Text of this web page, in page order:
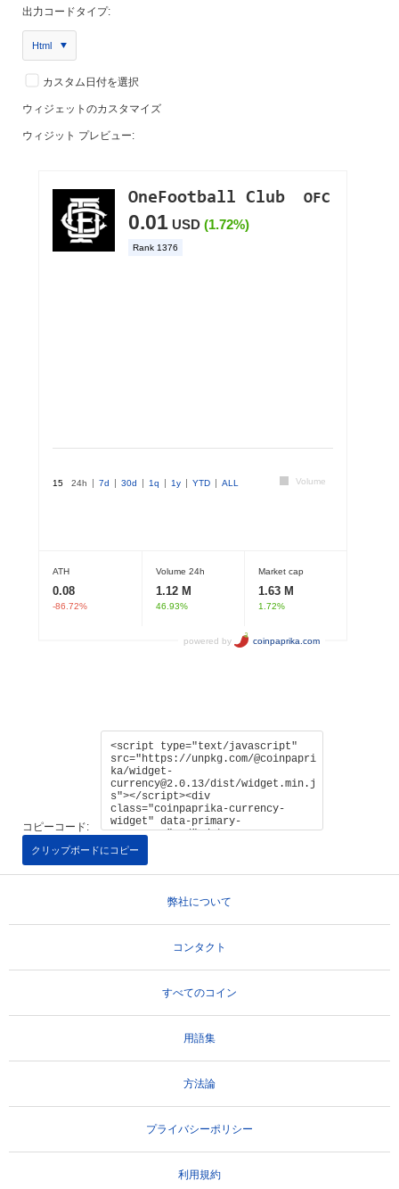
出力コードタイプ:
Html
カスタム日付を選択
ウィジェットのカスタマイズ
ウィジット プレビュー:
コピーコード:
クリップボードにコピー
弊社について
コンタクト
すべてのコイン
用語集
方法論
プライバシーポリシー
利用規約